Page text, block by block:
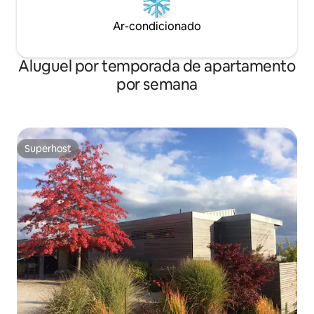
Ar-condicionado
Aluguel por temporada de apartamento
por semana
Superhost
Superhost